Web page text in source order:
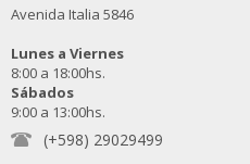
Avenida Italia 5846
Lunes a Viernes
8:00 a 18:00hs.
Sábados
9:00 a 13:00hs.
(+598) 29029499